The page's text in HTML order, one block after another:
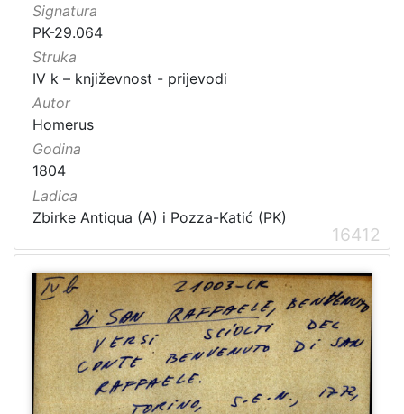
Signatura
PK-29.064
Struka
IV k – književnost - prijevodi
Autor
Homerus
Godina
1804
Ladica
Zbirke Antiqua (A) i Pozza-Katić (PK)
16412